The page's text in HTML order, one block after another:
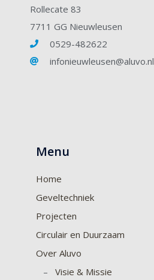
Rollecate 83
7711 GG Nieuwleusen
0529-482622
infonieuwleusen@aluvo.nl
Menu
Home
Geveltechniek
Projecten
Circulair en Duurzaam
Over Aluvo
– Visie & Missie